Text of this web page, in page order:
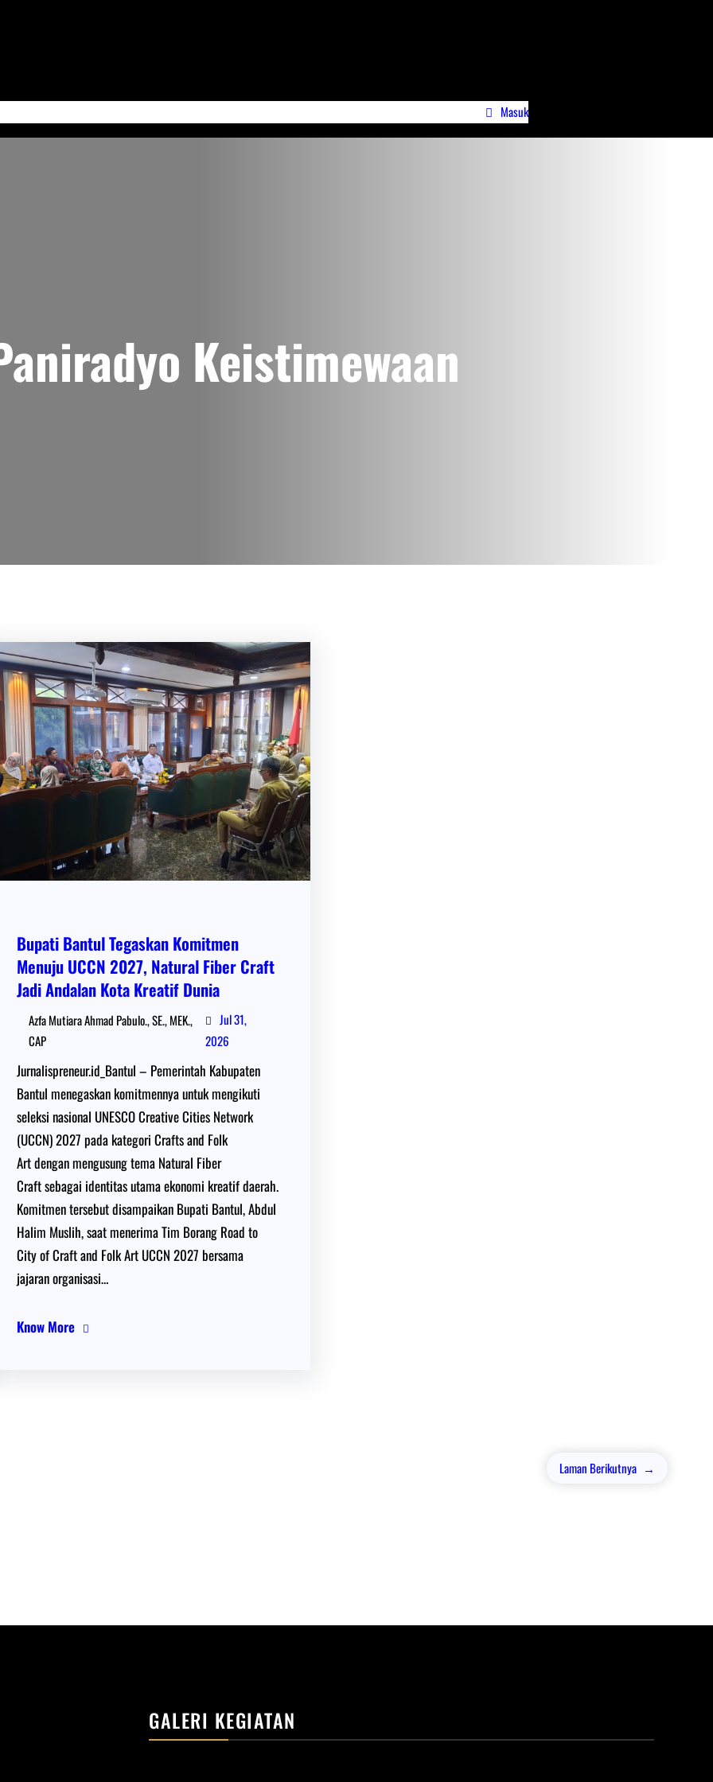
Masuk
Keistimewaan
Bupati Bantul Tegaskan Komitmen
Menuju UCCN 2027, Natural Fiber Craft
Jadi Andalan Kota Kreatif Dunia
Azfa Mutiara Ahmad Pabulo., SE., MEK.,
CAP
Jul 31,
2026
Jurnalispreneur.id_Bantul – Pemerintah Kabupaten
Bantul menegaskan komitmennya untuk mengikuti
seleksi nasional UNESCO Creative Cities Network
(UCCN) 2027 pada kategori Crafts and Folk
Art dengan mengusung tema Natural Fiber
Craft sebagai identitas utama ekonomi kreatif daerah.
Komitmen tersebut disampaikan Bupati Bantul, Abdul
Halim Muslih, saat menerima Tim Borang Road to
City of Craft and Folk Art UCCN 2027 bersama
jajaran organisasi…
Know More
Laman Berikutnya →
GALERI KEGIATAN